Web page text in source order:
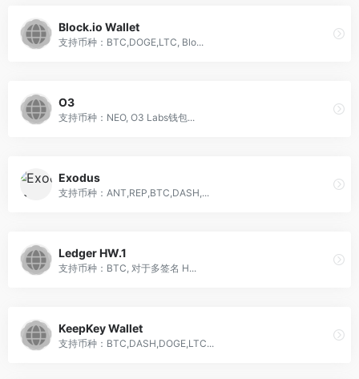
Block.io Wallet
支持币种：BTC,DOGE,LTC, Blo...
O3
支持币种：NEO, O3 Labs钱包...
Exodus
支持币种：ANT,REP,BTC,DASH,...
Ledger HW.1
支持币种：BTC, 对于多签名 H...
KeepKey Wallet
支持币种：BTC,DASH,DOGE,LTC...